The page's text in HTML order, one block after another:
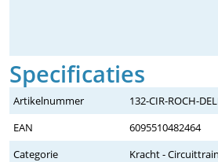
Specificaties
Artikelnummer
132-CIR-ROCH-
EAN
6095510482464
Categorie
Kracht -